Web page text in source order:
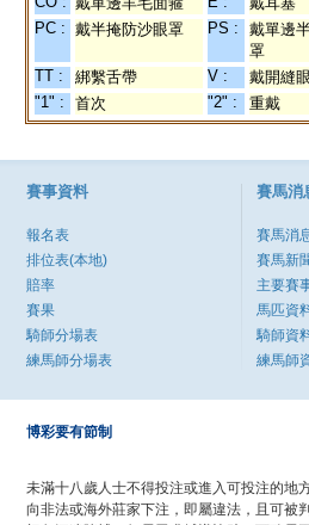
PC : 戴半掩防沙眼罩 PS :
戴單邊
罩
TT : 綁繫舌帶 V : 戴開縫
"1" :
首次 "2" : 重戴
賽事資料
報名表
排位表(本地)
賠率
賽果
騎師分場表
練馬師分場表
賽馬消
賽馬消
賽馬新
主要賽
馬匹資
騎師資
練馬師
博彩要有節制
未滿十八歲人士不得投注或進入可投注的地方
向非法或海外莊家下注，即屬違法，且可被判